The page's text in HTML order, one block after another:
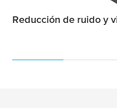
Reducción de ruido y